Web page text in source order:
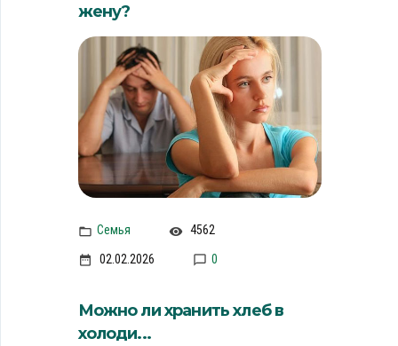
жену?
Семья 4562
02.02.2026 0
Можно ли хранить хлеб в
холоди...